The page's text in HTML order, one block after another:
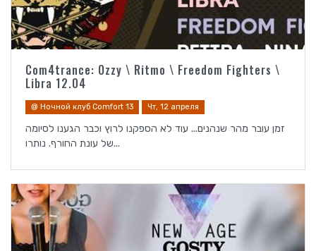
Com4trance: Ozzy \ Ritmo \ Freedom Fighters \
Libra 12.04
@ Ночной клуб Comfort 13 Чт, 12 апреля
זמן עובר מהר שנהנים... עוד לא הספקנו לרוץ וכבר הגענו לסיומה
של עונת החורף. נותרו...